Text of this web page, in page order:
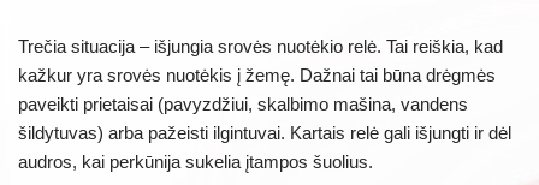
Trečia situacija – išjungia srovės nuotėkio relė. Tai reiškia, kad
kažkur yra srovės nuotėkis į žemę. Dažnai tai būna drėgmės
paveikti prietaisai (pavyzdžiui, skalbimo mašina, vandens
šildytuvas) arba pažeisti ilgintuvai. Kartais relė gali išjungti ir dėl
audros, kai perkūnija sukelia įtampos šuolius.